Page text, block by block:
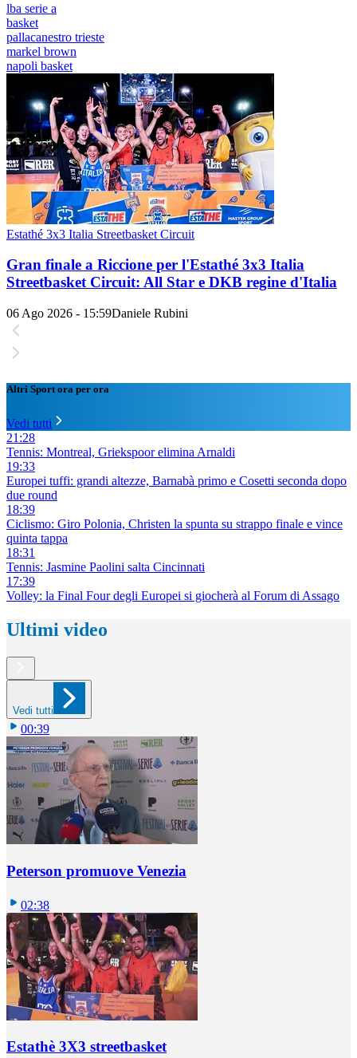
lba serie a
basket
pallacanestro trieste
markel brown
napoli basket
Estathé 3x3 Italia Streetbasket Circuit
Gran finale a Riccione per l'Estathé 3x3 Italia
Streetbasket Circuit: All Star e DKB regine d'Italia
06 Ago 2026 - 15:59Daniele Rubini
Altri Sport ora per ora
Vedi tutti
21:28
Tennis: Montreal, Griekspoor elimina Arnaldi
19:33
Europei tuffi: grandi altezze, Barnabà primo e Cosetti seconda dopo
due round
18:39
Ciclismo: Giro Polonia, Christen la spunta su strappo finale e vince
quinta tappa
18:31
Tennis: Jasmine Paolini salta Cincinnati
17:39
Volley: la Final Four degli Europei si giocherà al Forum di Assago
Ultimi video
Vedi tutti
00:39
Peterson promuove Venezia
02:38
Estathè 3X3 streetbasket